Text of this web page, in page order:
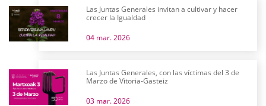
Las Juntas Generales invitan a cultivar y hacer
crecer la Igualdad
04 mar. 2026
Las Juntas Generales, con las víctimas del 3 de
Marzo de Vitoria-Gasteiz
03 mar. 2026